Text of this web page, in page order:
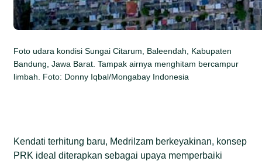
Foto udara kondisi Sungai Citarum, Baleendah, Kabupaten
Bandung, Jawa Barat. Tampak airnya menghitam bercampur
limbah. Foto: Donny Iqbal/Mongabay Indonesia
Kendati terhitung baru, Medrilzam berkeyakinan, konsep
PRK ideal diterapkan sebagai upaya memperbaiki